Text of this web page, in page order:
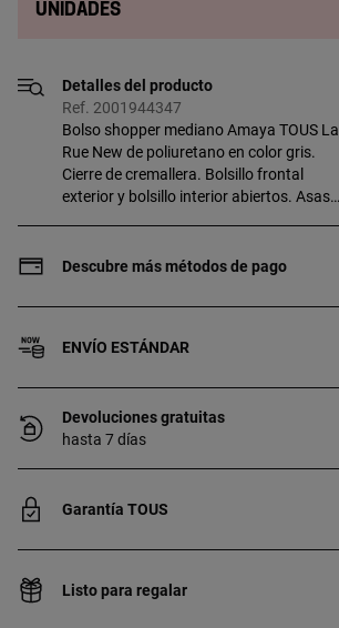
unidades
Detalles del producto
Ref. 2001944347
Bolso shopper mediano Amaya TOUS La
Rue New de poliuretano en color gris.
Cierre de cremallera. Bolsillo frontal
exterior y bolsillo interior abiertos. Asas
23 x 31 x 16 cm. Si quieres tu grabado en
nuestro Personal Shopper. Contacto
Descubre más métodos de pago
ENVÍO ESTÁNDAR
Devoluciones gratuitas
hasta 7 días
Garantía TOUS
Listo para regalar